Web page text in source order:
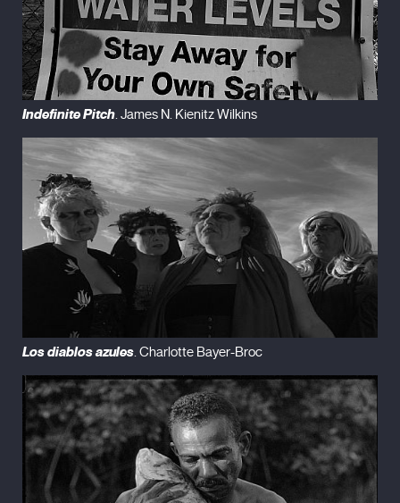
Indefinite Pitch. James N. Kienitz Wilkins
Los diablos azules. Charlotte Bayer-Broc